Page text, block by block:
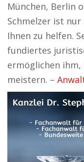
München, Berlin
Schmelzer ist
Ihnen zu helfen.
fundiertes
ermöglichen
meistern. –